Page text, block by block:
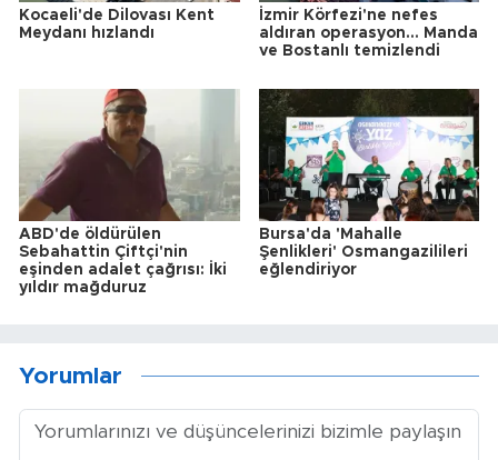
Kocaeli'de Dilovası Kent
Meydanı hızlandı
İzmir Körfezi'ne nefes
aldıran operasyon... Manda
ve Bostanlı temizlendi
ABD'de öldürülen
Sebahattin Çiftçi'nin
eşinden adalet çağrısı: İki
yıldır mağduruz
Bursa'da 'Mahalle
Şenlikleri' Osmangazilileri
eğlendiriyor
Yorumlar